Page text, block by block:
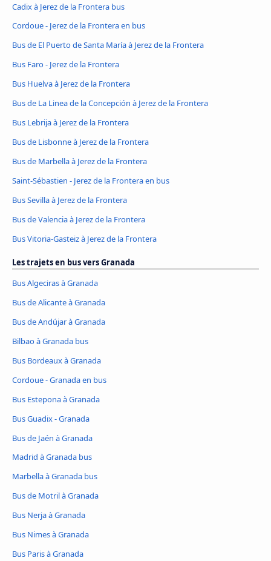
Cadix à Jerez de la Frontera bus
Cordoue - Jerez de la Frontera en bus
Bus de El Puerto de Santa María à Jerez de la Frontera
Bus Faro - Jerez de la Frontera
Bus Huelva à Jerez de la Frontera
Bus de La Linea de la Concepción à Jerez de la Frontera
Bus Lebrija à Jerez de la Frontera
Bus de Lisbonne à Jerez de la Frontera
Bus de Marbella à Jerez de la Frontera
Saint-Sébastien - Jerez de la Frontera en bus
Bus Sevilla à Jerez de la Frontera
Bus de Valencia à Jerez de la Frontera
Bus Vitoria-Gasteiz à Jerez de la Frontera
Les trajets en bus vers Granada
Bus Algeciras à Granada
Bus de Alicante à Granada
Bus de Andújar à Granada
Bilbao à Granada bus
Bus Bordeaux à Granada
Cordoue - Granada en bus
Bus Estepona à Granada
Bus Guadix - Granada
Bus de Jaén à Granada
Madrid à Granada bus
Marbella à Granada bus
Bus de Motril à Granada
Bus Nerja à Granada
Bus Nimes à Granada
Bus Paris à Granada